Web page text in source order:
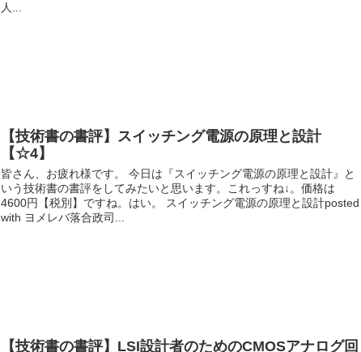
人...
【技術書の書評】スイッチング電源の原理と設計
【☆4】
皆さん、お疲れ様です。 今日は『スイッチング電源の原理と設計』と
いう技術書の書評をしてみたいと思います。これっすね↓。価格は
4600円【税別】ですね。はい。 スイッチング電源の原理と設計posted
with ヨメレバ落合政司...
【技術書の書評】LSI設計者のためのCMOSアナログ回